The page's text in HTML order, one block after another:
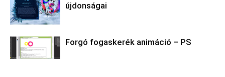
újdonságai
Forgó fogaskerék animáció – PS